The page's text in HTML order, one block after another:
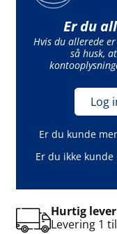
Er du
Hvis du allerede
så husk,
Log
Er du kunde
Er du ikke kunde
Hurtig
Levering 1